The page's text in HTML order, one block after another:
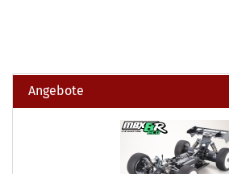
Angebote